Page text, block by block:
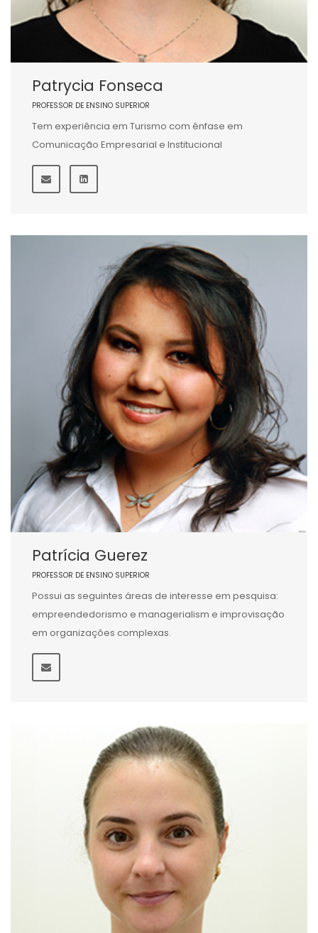
Patrycia Fonseca
PROFESSOR DE ENSINO SUPERIOR
Tem experiência em Turismo com ênfase em
Comunicação Empresarial e Institucional
Patrícia Guerez
PROFESSOR DE ENSINO SUPERIOR
Possui as seguintes áreas de interesse em pesquisa:
empreendedorismo e managerialism e improvisação
em organizações complexas.